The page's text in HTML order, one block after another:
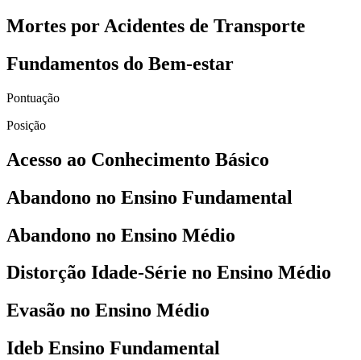
Mortes por Acidentes de Transporte
Fundamentos do Bem-estar
Pontuação
Posição
Acesso ao Conhecimento Básico
Abandono no Ensino Fundamental
Abandono no Ensino Médio
Distorção Idade-Série no Ensino Médio
Evasão no Ensino Médio
Ideb Ensino Fundamental